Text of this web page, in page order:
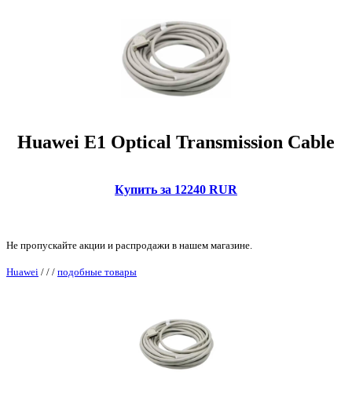
Huawei E1 Optical Transmission Cable
Купить за 12240 RUR
Не пропускайте акции и распродажи в нашем магазине.
Huawei / / / подобные товары